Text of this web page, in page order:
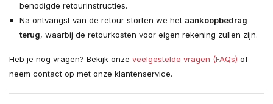
benodigde retourinstructies.
Na ontvangst van de retour storten we het aankoopbedrag
terug, waarbij de retourkosten voor eigen rekening zullen zijn.
Heb je nog vragen? Bekijk onze veelgestelde vragen (FAQs) of
neem contact op met onze klantenservice.